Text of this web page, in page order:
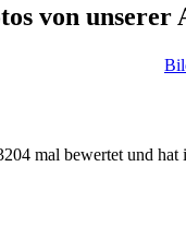
von unserer
mal bewertet und